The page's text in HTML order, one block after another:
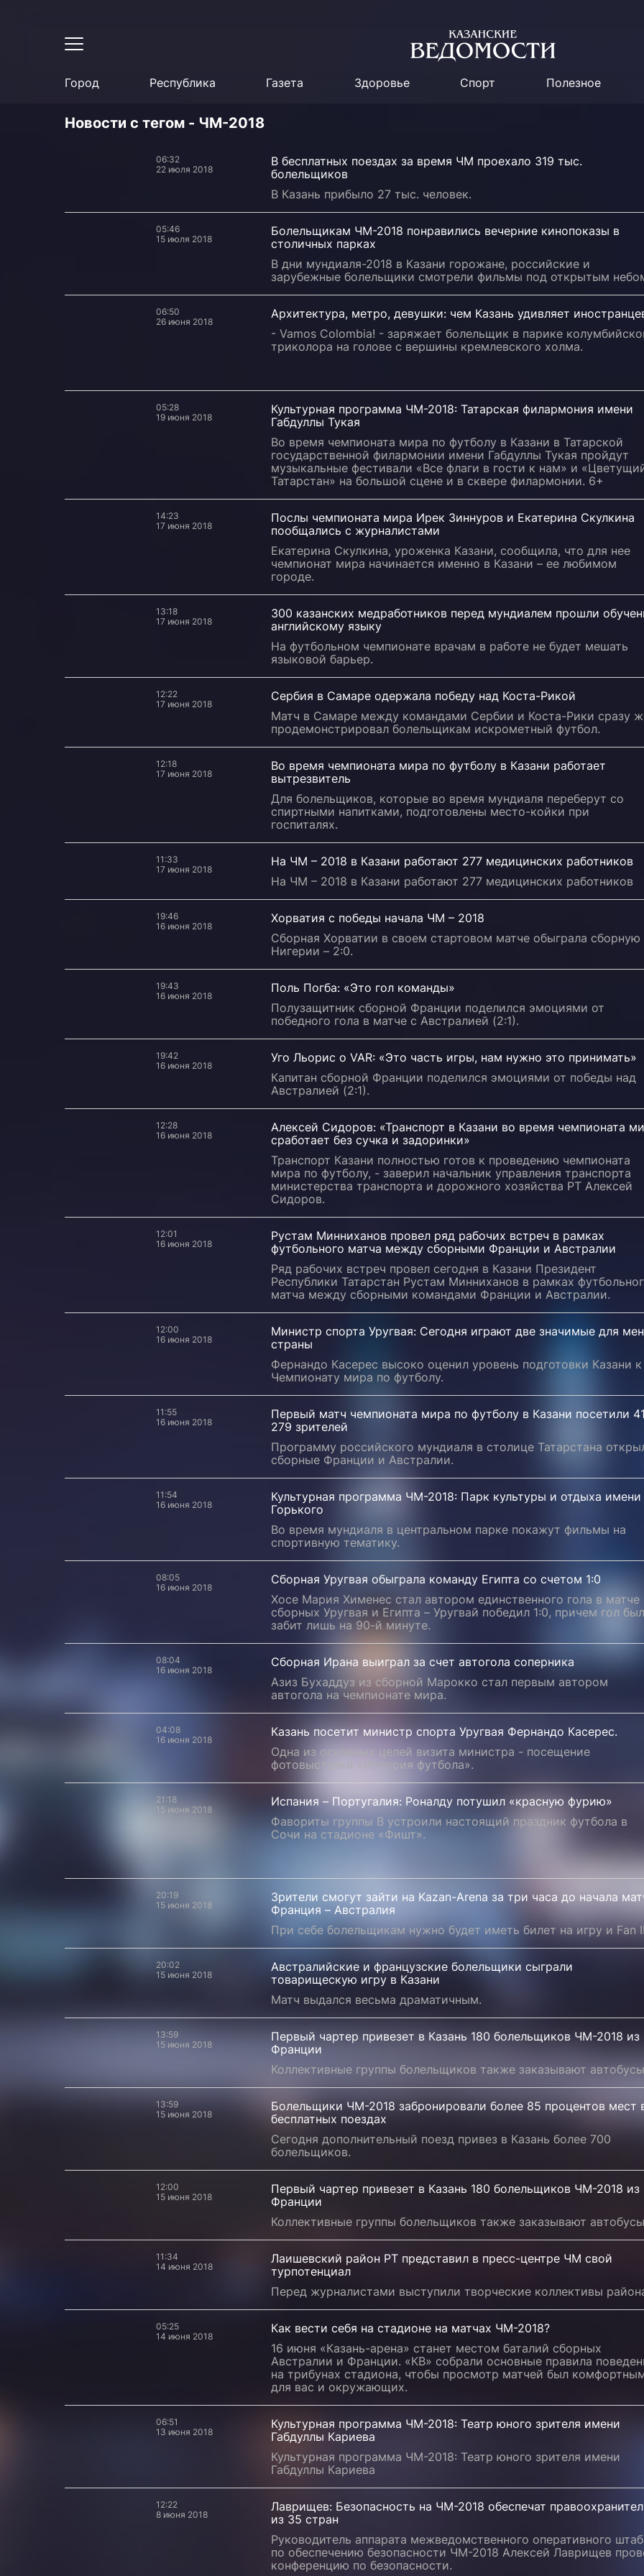
Город Республика Газета Здоровье Спорт Полезное
Новости с тегом - ЧМ-2018
06:32
22 июля 2018
В бесплатных поездах за время ЧМ проехало 319 тыс.
болельщиков
В Казань прибыло 27 тыс. человек.
05:46
15 июля 2018
Болельщикам ЧМ-2018 понравились вечерние кинопоказы в
столичных парках
В дни мундиаля-2018 в Казани горожане, российские и
зарубежные болельщики смотрели фильмы под открытым
06:50
26 июня 2018
Архитектура, метро, девушки: чем Казань удивляет
- Vamos Colombia! - заряжает болельщик в парике
триколора на голове с вершины кремлевского холма.
05:28
19 июня 2018
Культурная программа ЧМ-2018: Татарская филармония имени
Габдуллы Тукая
Во время чемпионата мира по футболу в Казани в Татарской
государственной филармонии имени Габдуллы Тукая пройдут
музыкальные фестивали «Все флаги в гости к нам» и
Татарстан» на большой сцене и в сквере филармонии. 6+
14:23
17 июня 2018
Послы чемпионата мира Ирек Зиннуров и Екатерина Скулкина
пообщались с журналистами
Екатерина Скулкина, уроженка Казани, сообщила, что для нее
чемпионат мира начинается именно в Казани – ее любимом
городе.
13:18
17 июня 2018
300 казанских медработников перед мундиалем прошли
английскому языку
На футбольном чемпионате врачам в работе не будет мешать
языковой барьер.
12:22
17 июня 2018
Сербия в Самаре одержала победу над Коста-Рикой
Матч в Самаре между командами Сербии и Коста-Рики сразу
продемонстрировал болельщикам искрометный футбол.
12:18
17 июня 2018
Во время чемпионата мира по футболу в Казани работает
вытрезвитель
Для болельщиков, которые во время мундиаля переберут со
спиртными напитками, подготовлены место-койки при
госпиталях.
11:33
17 июня 2018
На ЧМ – 2018 в Казани работают 277 медицинских работников
На ЧМ – 2018 в Казани работают 277 медицинских работников
19:46
16 июня 2018
Хорватия с победы начала ЧМ – 2018
Сборная Хорватии в своем стартовом матче обыграла сборную
Нигерии – 2:0.
19:43
16 июня 2018
Поль Погба: «Это гол команды»
Полузащитник сборной Франции поделился эмоциями от
победного гола в матче с Австралией (2:1).
19:42
16 июня 2018
Уго Льорис о VAR: «Это часть игры, нам нужно это принимать»
Капитан сборной Франции поделился эмоциями от победы над
Австралией (2:1).
12:28
16 июня 2018
Алексей Сидоров: «Транспорт в Казани во время чемпионата
сработает без сучка и задоринки»
Транспорт Казани полностью готов к проведению чемпионата
мира по футболу, - заверил начальник управления транспорта
министерства транспорта и дорожного хозяйства РТ Алексей
Сидоров.
12:01
16 июня 2018
Рустам Минниханов провел ряд рабочих встреч в рамках
футбольного матча между сборными Франции и Австралии
Ряд рабочих встреч провел сегодня в Казани Президент
Республики Татарстан Рустам Минниханов в рамках
матча между сборными командами Франции и Австралии.
12:00
16 июня 2018
Министр спорта Уругвая: Сегодня играют две значимые для
страны
Фернандо Касерес высоко оценил уровень подготовки Казани к
Чемпионату мира по футболу.
11:55
16 июня 2018
Первый матч чемпионата мира по футболу в Казани посетили
279 зрителей
Программу российского мундиаля в столице Татарстана
сборные Франции и Австралии.
11:54
16 июня 2018
Культурная программа ЧМ-2018: Парк культуры и отдыха имени
Горького
Во время мундиаля в центральном парке покажут фильмы на
спортивную тематику.
08:05
16 июня 2018
Сборная Уругвая обыграла команду Египта со счетом 1:0
Хосе Мария Хименес стал автором единственного гола в матче
сборных Уругвая и Египта – Уругвай победил 1:0, причем гол был
забит лишь на 90-й минуте.
08:04
16 июня 2018
Сборная Ирана выиграл за счет автогола соперника
Азиз Бухаддуз из сборной Марокко стал первым автором
автогола на чемпионате мира.
04:08
16 июня 2018
Казань посетит министр спорта Уругвая Фернандо Касерес.
Одна из основных целей визита министра - посещение
фотовыставки «История футбола».
21:18
15 июня 2018
Испания – Португалия: Роналду потушил «красную фурию»
Фавориты группы B устроили настоящий праздник футбола в
Сочи на стадионе «Фишт».
20:19
15 июня 2018
Зрители смогут зайти на Kazan-Arenа за три часа до начала
Франция – Австралия
При себе болельщикам нужно будет иметь билет на игру и Fan
20:02
15 июня 2018
Австралийские и французские болельщики сыграли
товарищескую игру в Казани
Матч выдался весьма драматичным.
13:59
15 июня 2018
Первый чартер привезет в Казань 180 болельщиков ЧМ-2018 из
Франции
Коллективные группы болельщиков также заказывают
13:59
15 июня 2018
Болельщики ЧМ-2018 забронировали более 85 процентов мест
бесплатных поездах
Сегодня дополнительный поезд привез в Казань более 700
болельщиков.
12:00
15 июня 2018
Первый чартер привезет в Казань 180 болельщиков ЧМ-2018 из
Франции
Коллективные группы болельщиков также заказывают
11:34
14 июня 2018
Лаишевский район РТ представил в пресс-центре ЧМ свой
турпотенциал
Перед журналистами выступили творческие коллективы
05:25
14 июня 2018
Как вести себя на стадионе на матчах ЧМ-2018?
16 июня «Казань-арена» станет местом баталий сборных
Австралии и Франции. «КВ» собрали основные правила
на трибунах стадиона, чтобы просмотр матчей был
для вас и окружающих.
06:51
13 июня 2018
Культурная программа ЧМ-2018: Театр юного зрителя имени
Габдуллы Кариева
Культурная программа ЧМ-2018: Театр юного зрителя имени
Габдуллы Кариева
12:22
8 июня 2018
Лаврищев: Безопасность на ЧМ-2018 обеспечат
из 35 стран
Руководитель аппарата межведомственного оперативного
по обеспечению безопасности ЧМ-2018 Алексей Лаврищев
конференцию по безопасности.